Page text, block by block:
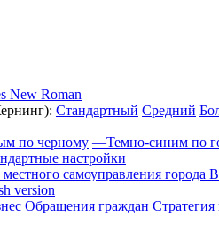
New Roman
: Стандартный Средний
по черному —Темно-синим по
настройки
самоуправления города
version
Обращения граждан Стратегия